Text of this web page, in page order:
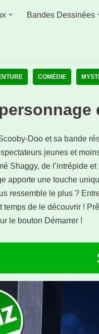
Bandes Dessinées
COMÉDIE
Doo et sa bande
jeunes et
Shaggy, de l’intrépide
apporte une touche
ressemble le plus ?
temps de le découvrir !
le bouton Démarrer !